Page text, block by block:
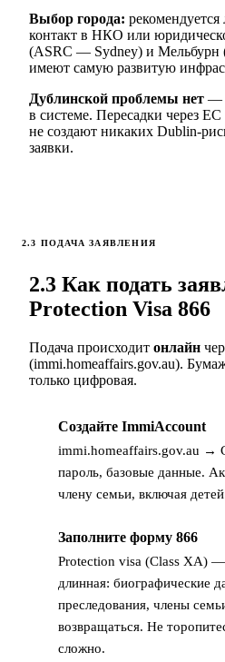
Выбор города: рекомендуется
контакт в НКО или
(ASRC — Sydney) и
имеют самую развитую
Дублинской проблемы нет —
в системе. Пересадки через
не создают никаких Dublin-
заявки.
2.3 ПОДАЧА ЗАЯВЛЕНИЯ
2.3 Как подать
Protection Visa 866
Подача происходит онлайн
(immi.homeaffairs.gov.au).
только цифровая.
Создайте ImmiAccount
immi.homeaffairs.gov.au →
пароль, базовые данные.
члену семьи, включая
Заполните форму 866
Protection visa (Class XA)
длинная: биографические
преследования, члены
возвращаться. Не
сложно.